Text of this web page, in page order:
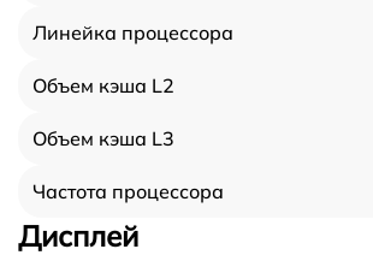
Линейка процессора
Объем кэша L2
Объем кэша L3
Частота процессора
Дисплей